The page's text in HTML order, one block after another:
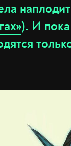
). И пока